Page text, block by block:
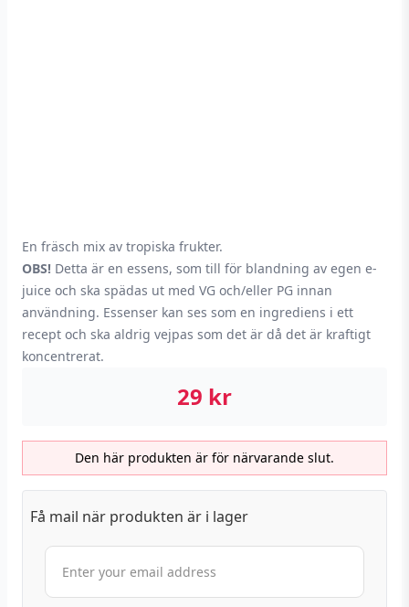
En fräsch mix av tropiska frukter.
OBS! Detta är en essens, som till för blandning av egen e-
juice och ska spädas ut med VG och/eller PG innan
användning. Essenser kan ses som en ingrediens i ett
recept och ska aldrig vejpas som det är då det är kraftigt
koncentrerat.
29 kr
Den här produkten är för närvarande slut.
Få mail när produkten är i lager